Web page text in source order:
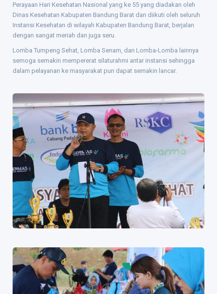
Perayaan Hari Kesehatan Nasional yang ke 55 yang diadakan oleh
Dinas Kesehatan Kabupaten Bandung Barat dan diikuti oleh seluruh
Instansi Kesehatan di wilayah Kabupaten Bandung Barat, berjalan
dengan sangat meriah dan juga seru.
Lomba Tumpeng Sehat, Lomba Senam, dan Lomba-Lomba lainnya
semoga semakin mempererat silaturahmi antar instansi sehingga
dalam pelayanan ke masyarakat pun dapat semakin lancar.